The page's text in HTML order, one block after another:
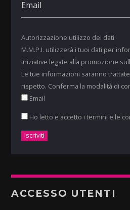
Autorizzazione utilizzo dei dati
M.M.P.I. utilizzerà i tuoi dati per
iniziative legate alla promozione
Le tue informazioni saranno
rispetto. Conferma la modalità di
Email
Ho letto e accetto i termini e le
ACCESSO UTENTI